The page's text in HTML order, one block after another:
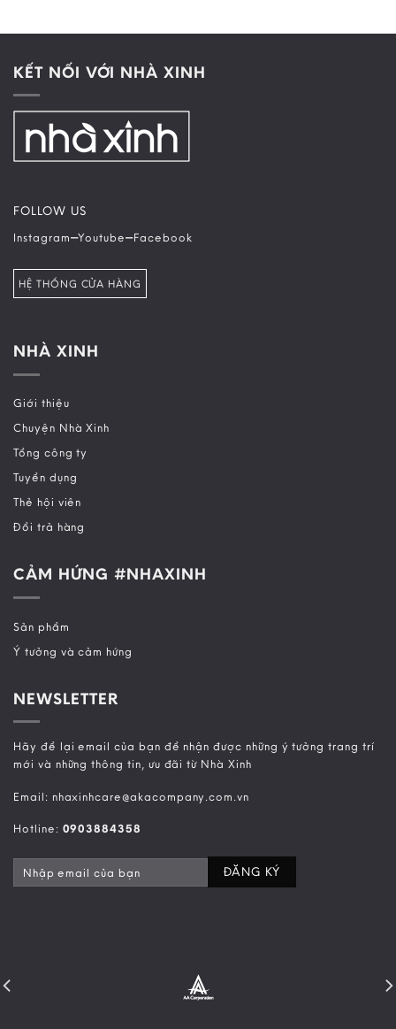
KẾT NỐI VỚI NHÀ XINH
FOLLOW US
Instagram–Youtube–Facebook
HỆ THỐNG CỬA HÀNG
NHÀ XINH
Giới thiệu
Chuyện Nhà Xinh
Tổng công ty
Tuyển dụng
Thẻ hội viên
Đổi trả hàng
CẢM HỨNG #NHAXINH
Sản phẩm
Ý tưởng và cảm hứng
NEWSLETTER
Hãy để lại email của bạn để nhận được những ý tưởng trang trí
mới và những thông tin, ưu đãi từ Nhà Xinh
Email: nhaxinhcare@akacompany.com.vn
Hotline: 0903884358